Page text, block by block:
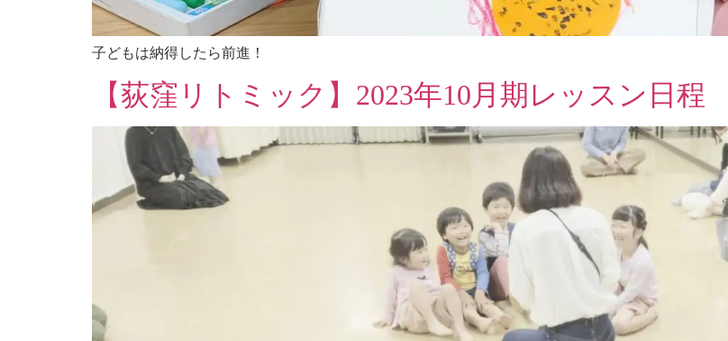
子どもは納得したら前進！
【荻窪リトミック】2023年10月期レッスン日程